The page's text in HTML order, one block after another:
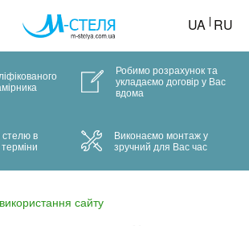
UA RU
Робимо розрахунок та
укладаємо договір у Вас
вдома
стелю в
Виконаємо монтаж у
зручний для Вас час
сайту